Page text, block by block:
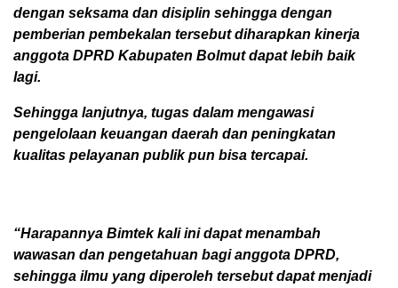
dengan seksama dan disiplin sehingga dengan
pemberian pembekalan tersebut diharapkan kinerja
anggota DPRD Kabupaten Bolmut dapat lebih baik
lagi.
Sehingga lanjutnya, tugas dalam mengawasi
pengelolaan keuangan daerah dan peningkatan
kualitas pelayanan publik pun bisa tercapai.
“Harapannya Bimtek kali ini dapat menambah
wawasan dan pengetahuan bagi anggota DPRD,
sehingga ilmu yang diperoleh tersebut dapat menjadi